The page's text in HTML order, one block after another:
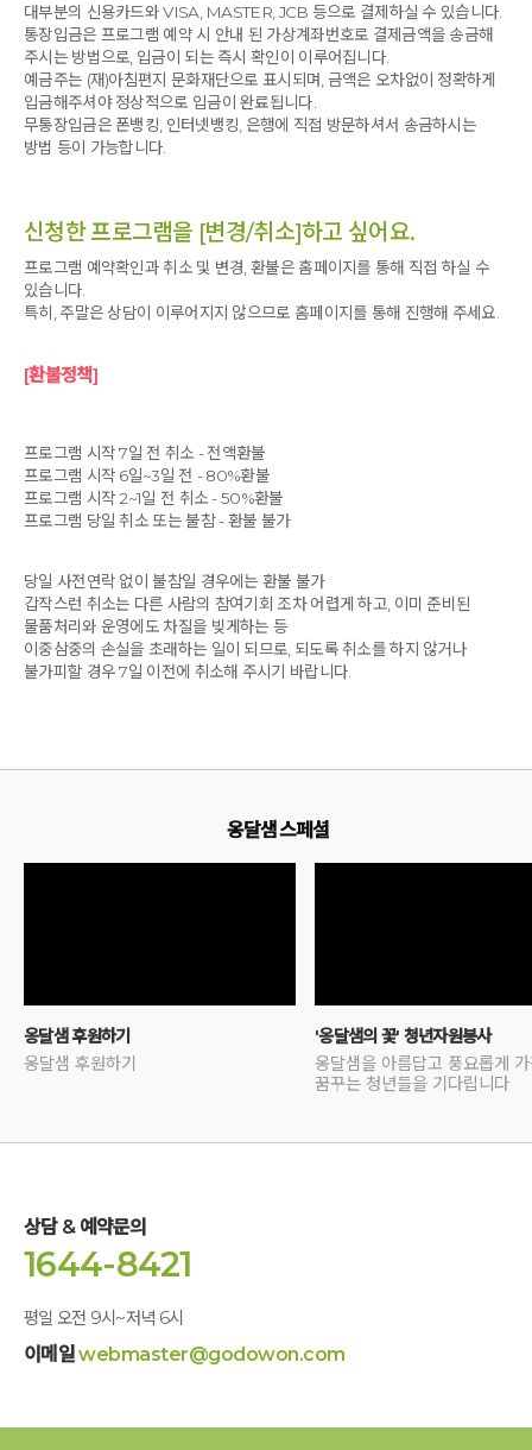
대부분의 신용카드와 VISA, MASTER, JCB 등으로 결제하실 수 있습니다.
통장입금은 프로그램 예약 시 안내 된 가상계좌번호로 결제금액을 송금해
주시는 방법으로, 입금이 되는 즉시 확인이 이루어집니다.
예금주는 (재)아침편지 문화재단으로 표시되며, 금액은 오차없이 정확하게
입금해주셔야 정상적으로 입금이 완료됩니다.
무통장입금은 폰뱅킹, 인터넷뱅킹, 은행에 직접 방문하셔서 송금하시는
방법 등이 가능합니다.
신청한 프로그램을 [변경/취소]하고 싶어요.
프로그램 예약확인과 취소 및 변경, 환불은 홈페이지를 통해 직접 하실 수
있습니다.
특히, 주말은 상담이 이루어지지 않으므로 홈페이지를 통해 진행해 주세요.
[환불정책]
프로그램 시작 7일 전 취소 - 전액환불
프로그램 시작 6일~3일 전 - 80%환불
프로그램 시작 2~1일 전 취소 - 50%환불
프로그램 당일 취소 또는 불참 - 환불 불가
당일 사전연락 없이 불참일 경우에는 환불 불가
갑작스런 취소는 다른 사람의 참여기회 조차 어렵게 하고, 이미 준비된
물품처리와 운영에도 차질을 빚게하는 등
이중삼중의 손실을 초래하는 일이 되므로, 되도록 취소를 하지 않거나
불가피할 경우 7일 이전에 취소해 주시기 바랍니다.
옹달샘 스페셜
옹달샘 후원하기
옹달샘 후원하기
'옹달샘의 꽃' 청년자원봉사
옹달샘을 아름답고 풍요롭게
꿈꾸는 청년들을 기다립니다
상담 & 예약문의
1644-8421
평일 오전 9시~저녁 6시
이메일webmaster@godowon.com